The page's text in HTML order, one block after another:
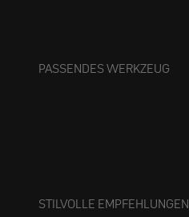
PASSENDES WERKZEUG
STILVOLLE EMPFEHLUNGEN